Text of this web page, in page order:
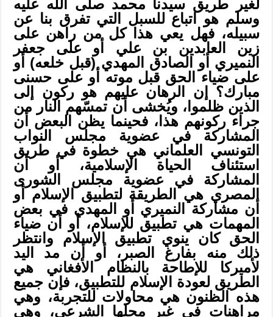
لغير طريق سيدنا محمد صلى الله عليه
وسلم هو اتباع للسبل التي تفرق بنا عن
سبيله، فهل يعي هذا كل من راهن على
زين العابدين بن علي أو على جعفر
النميري أو الصادق المهدي (قبل خلعه) أو
على ضياء الحق قبل موته أو على حسنى
مبارك؟ إن الرهان عليهم هو ركون إلى
الذين ظلموا، ويُخشى أن تمسّهم النار من
جراء ركونهم هذا، فحينما يظن البعض أن
المشاركة في عضوية مجلس النواب
التونسي العلماني هي خطوة في طريق
استئناف الحياة الإسلامية، أو أن
المشاركة في عضوية مجلس الشورى
المصري هي الطريقة لتطبيق الإسلام أو
أن مشاركة النميري أو المهدي في بعض
المهمات هي تطبيق للإسلام، أو أن ضياء
الحق كان ينوي تطبيق الإسلام وانتظر
ذلك منه بفارغ الصبر، أو أن مد اليد
لأميركا للإطاحة بالنظام الأفغاني هي
الطريق لعودة الإسلام للتطبيق، فإن جميع
هذه الظنون هي محاولات للتجربة، وهي
مراهنات في غير محلها الشرعي، وهي